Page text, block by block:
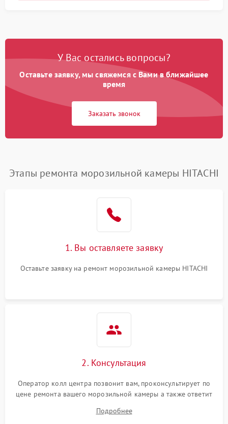
У Вас остались вопросы?
Оставьте заявку, мы свяжемся с Вами в ближайшее
время
Заказать звонок
Этапы ремонта морозильной камеры HITACHI
1. Вы оставляете заявку
Оставьте заявку на ремонт морозильной камеры HITACHI
2. Консультация
Оператор колл центра позвонит вам, проконсультирует по
цене ремонта вашего морозильной камеры а также ответит
Подробнее